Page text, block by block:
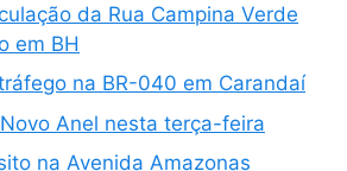
da Rua Campina Verde
em BH
na BR-040 em Carandaí
Anel nesta terça-feira
na Avenida Amazonas